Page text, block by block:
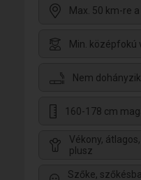
Max. 50 km-re
Min. középfokú
Nem dohányzik
160-178 cm
Vékony,
plusz
Szőke,